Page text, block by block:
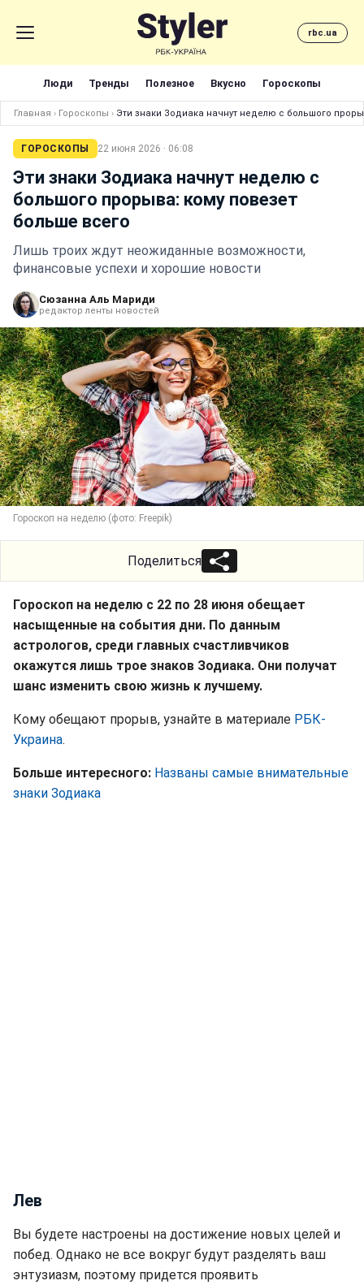
rbc.ua
Люди Тренды Полезное Вкусно Гороскопы
Главная › Гороскопы › Эти знаки Зодиака начнут неделю с большого
ГОРОСКОПЫ 22 июня 2026 · 06:08
Эти знаки Зодиака начнут неделю с
большого прорыва: кому повезет
больше всего
Лишь троих ждут неожиданные возможности,
финансовые успехи и хорошие новости
Сюзанна Аль Мариди
редактор ленты новостей
Гороскоп на неделю (фото: Freepik)
Поделиться
Гороскоп на неделю с 22 по 28 июня обещает
насыщенные на события дни. По данным
астрологов, среди главных счастливчиков
окажутся лишь трое знаков Зодиака. Они получат
шанс изменить свою жизнь к лучшему.
Кому обещают прорыв, узнайте в материале РБК-
Украина.
Больше интересного: Названы самые внимательные
знаки Зодиака
Лев
Вы будете настроены на достижение новых целей и
побед. Однако не все вокруг будут разделять ваш
энтузиазм, поэтому придется проявить